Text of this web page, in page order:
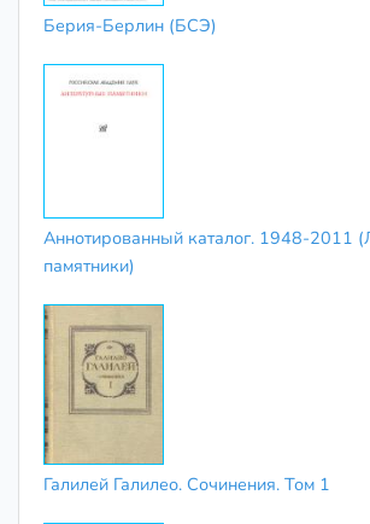
Берия-Берлин (БСЭ)
Аннотированный каталог. 1948-2011
памятники)
Галилей Галилео. Сочинения. Том 1